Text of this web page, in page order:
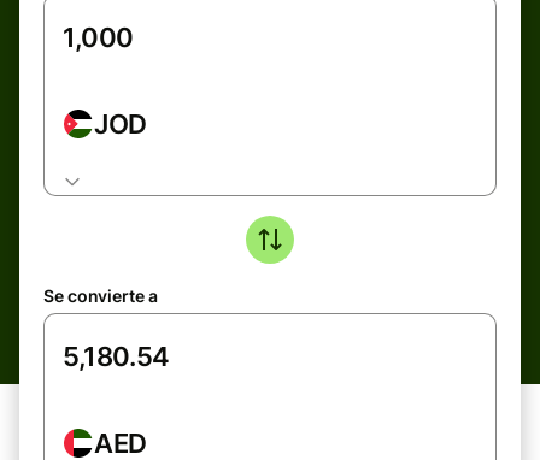
JOD
Se convierte a
AED